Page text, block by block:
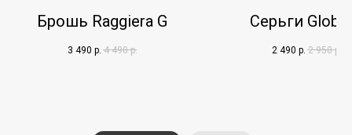
Брошь Raggiera G
3 490 р. 4 490 р.
Серьги Globo
2 490 р. 2 950 р.